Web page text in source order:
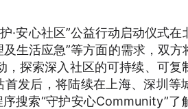
·安心社区”公益行动启动仪式在
生活应急”等方面的需求，双方
探索深入社区的可持续、可复
首发后，将陆续在上海、深圳等
搜索“守护安心Community”了